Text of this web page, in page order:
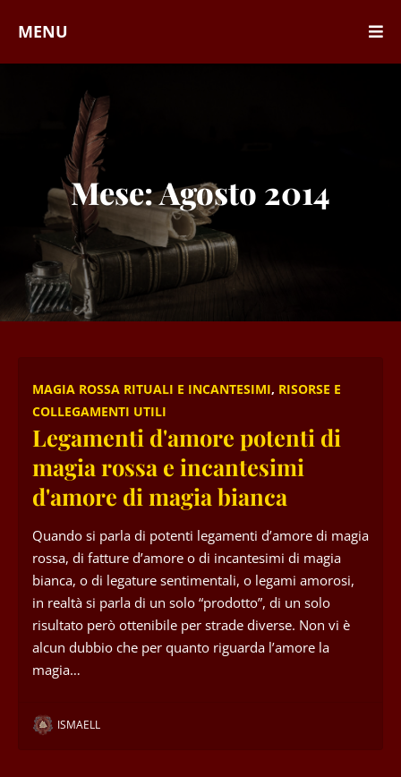
MENU
Mese:Agosto 2014
MAGIA ROSSA RITUALI E INCANTESIMI, RISORSE E
COLLEGAMENTI UTILI
Legamenti d'amore potenti di
magia rossa e incantesimi
d'amore di magia bianca
Quando si parla di potenti legamenti d’amore di magia
rossa, di fatture d’amore o di incantesimi di magia
bianca, o di legature sentimentali, o legami amorosi,
in realtà si parla di un solo “prodotto”, di un solo
risultato però ottenibile per strade diverse. Non vi è
alcun dubbio che per quanto riguarda l’amore la
magia…
ISMAELL